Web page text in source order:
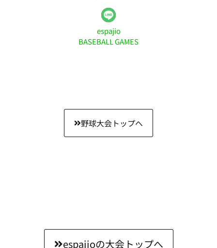
espajio
BASEBALL GAMES
野球大会トップへ
espajioの大会トップへ